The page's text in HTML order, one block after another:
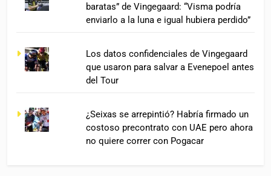
baratas” de Vingegaard: “Visma podría
enviarlo a la luna e igual hubiera perdido”
Los datos confidenciales de Vingegaard
que usaron para salvar a Evenepoel antes
del Tour
¿Seixas se arrepintió? Habría firmado un
costoso precontrato con UAE pero ahora
no quiere correr con Pogacar